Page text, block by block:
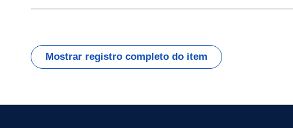
Mostrar registro completo do item